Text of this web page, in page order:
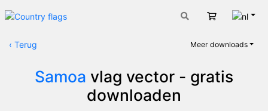
Winkelwagen
‹ Terug Meer downloads
Samoa vlag vector - gratis
downloaden